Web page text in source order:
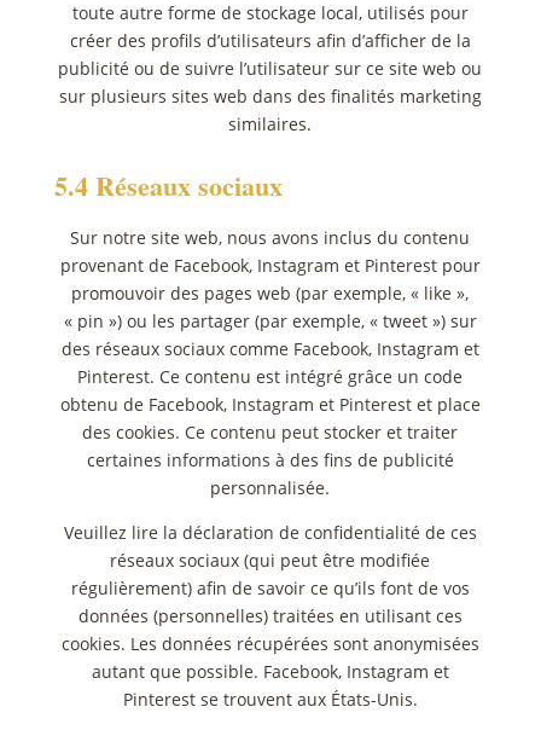
toute autre forme de stockage local, utilisés pour
créer des profils d’utilisateurs afin d’afficher de la
publicité ou de suivre l’utilisateur sur ce site web ou
sur plusieurs sites web dans des finalités marketing
similaires.
5.4 Réseaux sociaux
Sur notre site web, nous avons inclus du contenu
provenant de Facebook, Instagram et Pinterest pour
promouvoir des pages web (par exemple, « like »,
« pin ») ou les partager (par exemple, « tweet ») sur
des réseaux sociaux comme Facebook, Instagram et
Pinterest. Ce contenu est intégré grâce un code
obtenu de Facebook, Instagram et Pinterest et place
des cookies. Ce contenu peut stocker et traiter
certaines informations à des fins de publicité
personnalisée.
Veuillez lire la déclaration de confidentialité de ces
réseaux sociaux (qui peut être modifiée
régulièrement) afin de savoir ce qu’ils font de vos
données (personnelles) traitées en utilisant ces
cookies. Les données récupérées sont anonymisées
autant que possible. Facebook, Instagram et
Pinterest se trouvent aux États-Unis.